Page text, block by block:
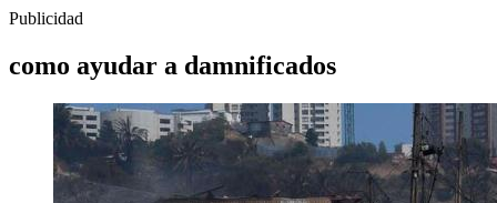
Publicidad
como ayudar a damnificados